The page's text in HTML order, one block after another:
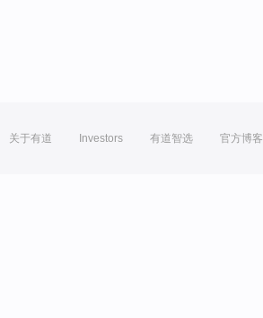
关于有道 Investors 有道智选 官方博客